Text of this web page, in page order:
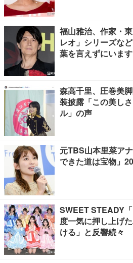
福山雅治、作家・
レオ」シリーズな
葉を言えずにいます
森高千里、圧巻美
装披露「この美し
ル」の声
元TBS山本里菜ア
できた道は宝物」
SWEET STEADY
度一気に押し上げ
ける」と反響続々